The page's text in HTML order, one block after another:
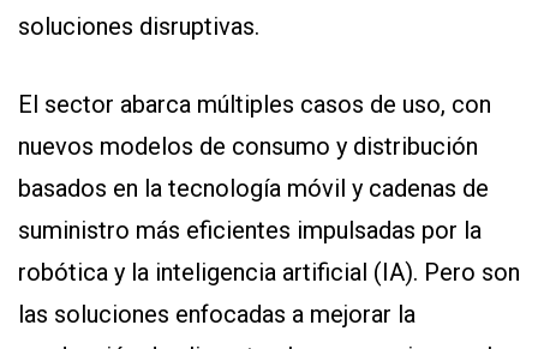
soluciones disruptivas.
El sector abarca múltiples casos de uso, con
nuevos modelos de consumo y distribución
basados en la tecnología móvil y cadenas de
suministro más eficientes impulsadas por la
robótica y la inteligencia artificial (IA). Pero son
las soluciones enfocadas a mejorar la